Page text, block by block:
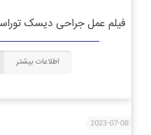
فیلم عمل جراحی دیسک
اطلاعات بیشتر
2023-07-08